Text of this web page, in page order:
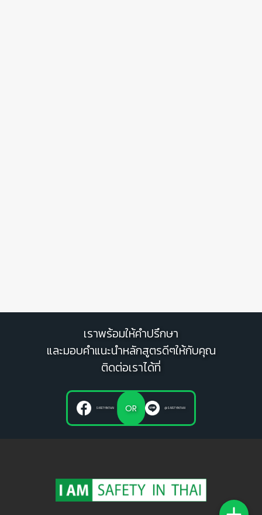
เราพร้อมให้คำปรึกษา
และมอบคำแนะนำหลักสูตรดีๆให้กับคุณ
ติดต่อเราได้ที่
SAFETYINTHAI OR @SAFETYINTHAI